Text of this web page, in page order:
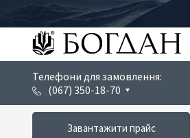
Телефони для замовлення:
(067) 350-18-70
Завантажити прайс